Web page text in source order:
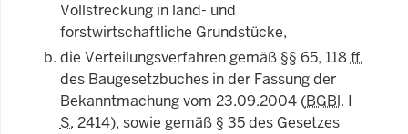
Vollstreckung in land- und
forstwirtschaftliche Grundstücke,
die Verteilungsverfahren gemäß §§ 65, 118ff.
des Baugesetzbuches in der Fassung der
Bekanntmachung vom 23.09.2004 (BGBl. I
S. 2414), sowie gemäß § 35 des Gesetzes